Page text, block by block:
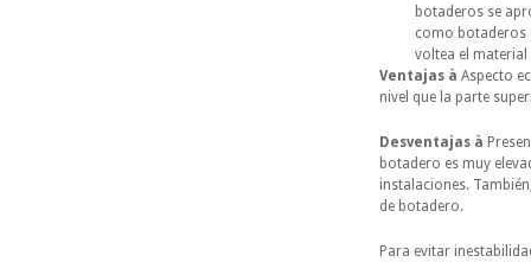
botaderos se
como botaderos
voltea el
Ventajas à Aspecto
nivel que la parte
Desventajas à
botadero es muy
instalaciones.
de botadero.
Para evitar